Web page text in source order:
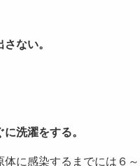
ない。
洗濯をする。
に感染するまでには６